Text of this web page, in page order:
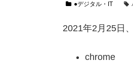
●デジタル・IT
2021年2月25日
chrome